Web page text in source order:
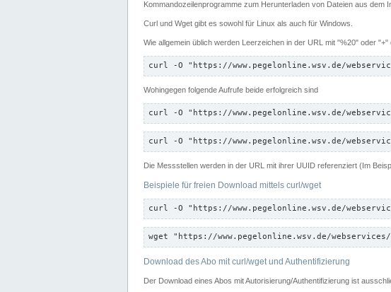
Kommandozeilenprogramme zum Herunterladen von Dateien aus
Curl und Wget gibt es sowohl für Linux als auch für Windows.
Wie allgemein üblich werden Leerzeichen in der URL mit "%20" oder
curl -O "https://www.pegelonline.wsv.de/
Wohingegen folgende Aufrufe beide erfolgreich sind
curl -O "https://www.pegelonline.wsv.de/
curl -O "https://www.pegelonline.wsv.de/
Die Messstellen werden in der URL mit ihrer UUID referenziert (Im
Beispiele für freien Download mittels curl/wget
curl -O "https://www.pegelonline.wsv.de/
wget "https://www.pegelonline.wsv.de/webservices/
Download des Abo mit curl/wget und Authentifizierung
Der Download eines Abos mit Autorisierung/Authentifizierung ist